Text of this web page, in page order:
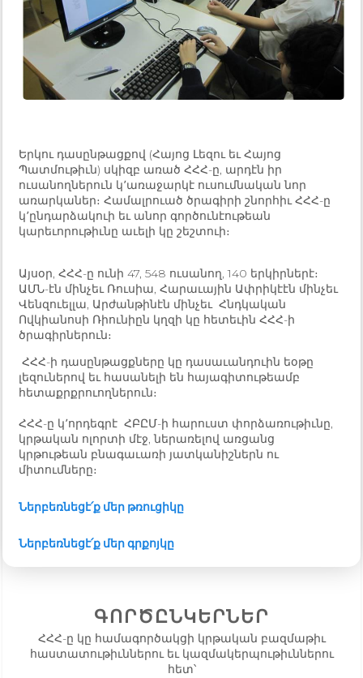
Երկու դասընթացքով (Հայոց Լեզու եւ Հայոց
Պատմութիւն) սկիզբ առած ՀՀՀ-ը, արդէն իր
ուսանողներուն կ՚առաջարկէ ուսումնական նոր
առարկաներ։ Համալրուած ծրագիրի շնորհիւ ՀՀՀ-ը
կ՚ընդարձակուի եւ անոր գործունէութեան
կարեւորութիւնը աւելի կը շեշտուի։
Այսօր, ՀՀՀ-ը ունի 47, 548 ուսանող, 140 երկիրներէ։
ԱՄՆ-էն մինչեւ Ռուսիա, Հարաւային Ափրիկէէն մինչեւ
Վենզուելլա, Արժանթինէն մինչեւ Հնդկական
Ովկիանոսի Ռիունիըն կղզի կը հետեւին ՀՀՀ-ի
ծրագիրներուն։
ՀՀՀ-ի դասընթացքները կը դասաւանդուին եօթը
լեզուներով եւ հասանելի են հայագիտութեամբ
հետաքրքրուողներուն։
ՀՀՀ-ը կ՚որդեգրէ ՀԲԸՄ-ի հարուստ փորձառութիւնը,
կրթական ոլորտի մէջ, ներառելով առցանց
կրթութեան բնագաւառի յատկանիշներն ու
միտումները։
Ներբեռնեցէ՛ք մեր թռուցիկը
Ներբեռնեցէ՛ք մեր գրքոյկը
ԳՈՐԾԸՆԿԵՐՆԵՐ
ՀՀՀ-ը կը համագործակցի կրթական բազմաթիւ
հաստատութիւններու եւ կազմակերպութիւններու
հետ՝